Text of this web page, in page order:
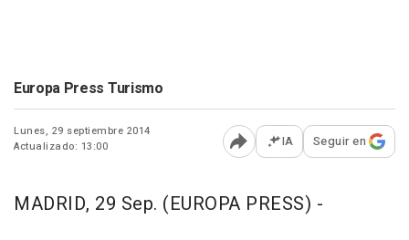
Europa Press Turismo
Lunes, 29 septiembre 2014
Actualizado: 13:00
Abrir opciones para
IA Seguir en
MADRID, 29 Sep. (EUROPA PRESS) -